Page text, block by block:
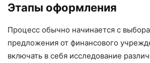
Этапы оформления
Процесс обычно начинается с
предложения от финансового
включать в себя исследование